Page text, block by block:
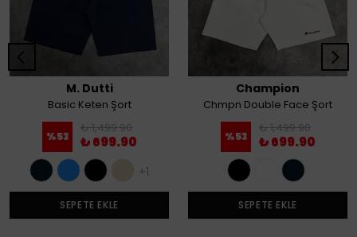
M. Dutti
Basic Keten Şort
%53
₺ 1,499.90
₺ 699.90
+1
SEPETE EKLE
Champion
Chmpn Double Face Şort
%53
₺ 1,499.90
₺ 699.90
SEPETE EKLE